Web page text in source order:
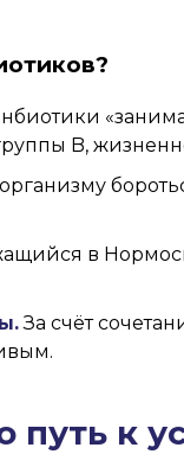
B,
в
За счёт
к